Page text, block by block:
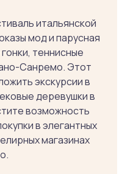
итальянской
мод и парусная
теннисные
Санремо. Этот
экскурсии в
деревушки в
возможность
в элегантных
магазинах